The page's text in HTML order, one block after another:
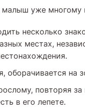
уже многому
несколько
местах,
оборачивается на
повторяя за
в его лепете.